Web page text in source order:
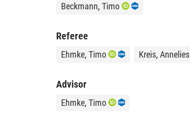
Beckmann, Timo
Referee
Ehmke, Timo Kreis, Annelies
Advisor
Ehmke, Timo